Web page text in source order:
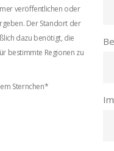
veröffentlichen oder
Der Standort der
dazu benötigt, die
bestimmte Regionen zu
Sternchen*